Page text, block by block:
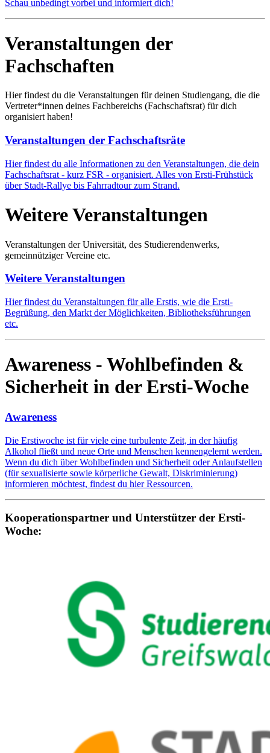
Schau unbedingt vorbei und informiert dich!
Veranstaltungen der
Fachschaften
Hier findest du die Veranstaltungen für deinen Studiengang, die die
Vertreter*innen deines Fachbereichs (Fachschaftsrat) für dich
organisiert haben!
Veranstaltungen der Fachschaftsräte
Hier findest du alle Informationen zu den Veranstaltungen, die dein
Fachschaftsrat - kurz FSR - organisiert. Alles von Ersti-Frühstück
über Stadt-Rallye bis Fahrradtour zum Strand.
Weitere Veranstaltungen
Veranstaltungen der Universität, des Studierendenwerks,
gemeinnütziger Vereine etc.
Weitere Veranstaltungen
Hier findest du Veranstaltungen für alle Erstis, wie die Ersti-
Begrüßung, den Markt der Möglichkeiten, Bibliotheksführungen
etc.
Awareness - Wohlbefinden &
Sicherheit in der Ersti-Woche
Awareness
Die Erstiwoche ist für viele eine turbulente Zeit, in der häufig
Alkohol fließt und neue Orte und Menschen kennengelernt werden.
Wenn du dich über Wohlbefinden und Sicherheit oder Anlaufstellen
(für sexualisierte sowie körperliche Gewalt, Diskriminierung)
informieren möchtest, findest du hier Ressourcen.
Kooperationspartner und Unterstützer der Ersti-
Woche: